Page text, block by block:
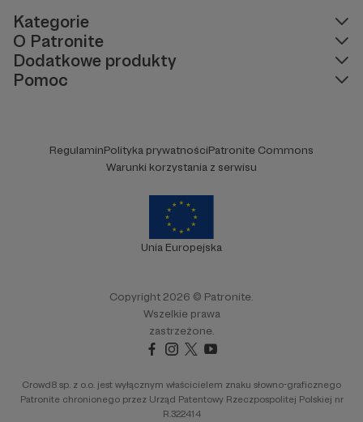
Kategorie
O Patronite
Dodatkowe produkty
Pomoc
RegulaminPolityka prywatnościPatronite Commons
Warunki korzystania z serwisu
Unia Europejska
Copyright 2026 © Patronite.
Wszelkie prawa
zastrzeżone.
Crowd8 sp. z o.o. jest wyłącznym właścicielem znaku słowno-graficznego
Patronite chronionego przez Urząd Patentowy Rzeczpospolitej Polskiej nr
R.322414